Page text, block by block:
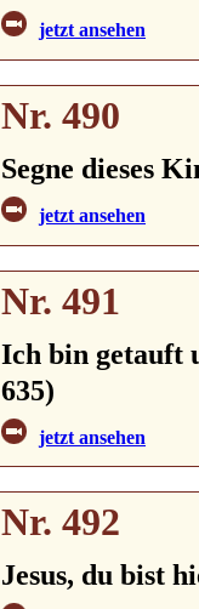
jetzt ansehen
Nr. 490
Segne dieses
jetzt ansehen
Nr. 491
Ich bin getauft
635)
jetzt ansehen
Nr. 492
Jesus, du bist